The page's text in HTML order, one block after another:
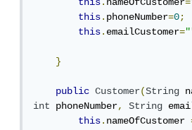
this.nameOfCustomer
this.phoneNumber=0;
this.emailCustomer=
}
public Customer(String
int
phoneNumber, String
this.